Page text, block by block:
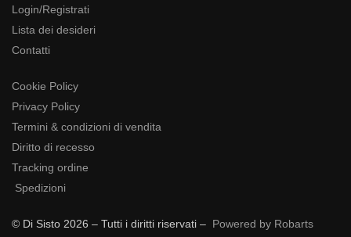
Login/Registrati
Lista dei desideri
Contatti
Cookie Policy
Privacy Policy
Termini & condizioni di vendita
Diritto di recesso
Tracking ordine
Spedizioni
© Di Sisto 2026 – Tutti i diritti riservati – Powered by Robarts